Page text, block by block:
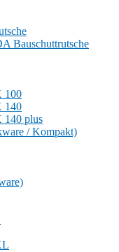
Bauschuttrutsche
100
140
plus
/ Kompakt)